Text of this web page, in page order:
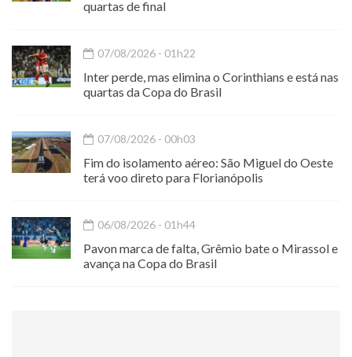
quartas de final
07/08/2026 - 01h22
Inter perde, mas elimina o Corinthians e está nas
quartas da Copa do Brasil
07/08/2026 - 00h03
Fim do isolamento aéreo: São Miguel do Oeste
terá voo direto para Florianópolis
06/08/2026 - 01h44
Pavon marca de falta, Grêmio bate o Mirassol e
avança na Copa do Brasil